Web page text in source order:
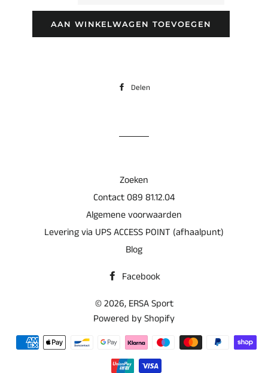
AAN WINKELWAGEN TOEVOEGEN
Delen
Zoeken
Contact 089 81.12.04
Algemene voorwaarden
Levering via UPS ACCESS POINT (afhaalpunt)
Blog
Facebook
© 2026, ERSA Sport
Powered by Shopify
Betaalmethoden